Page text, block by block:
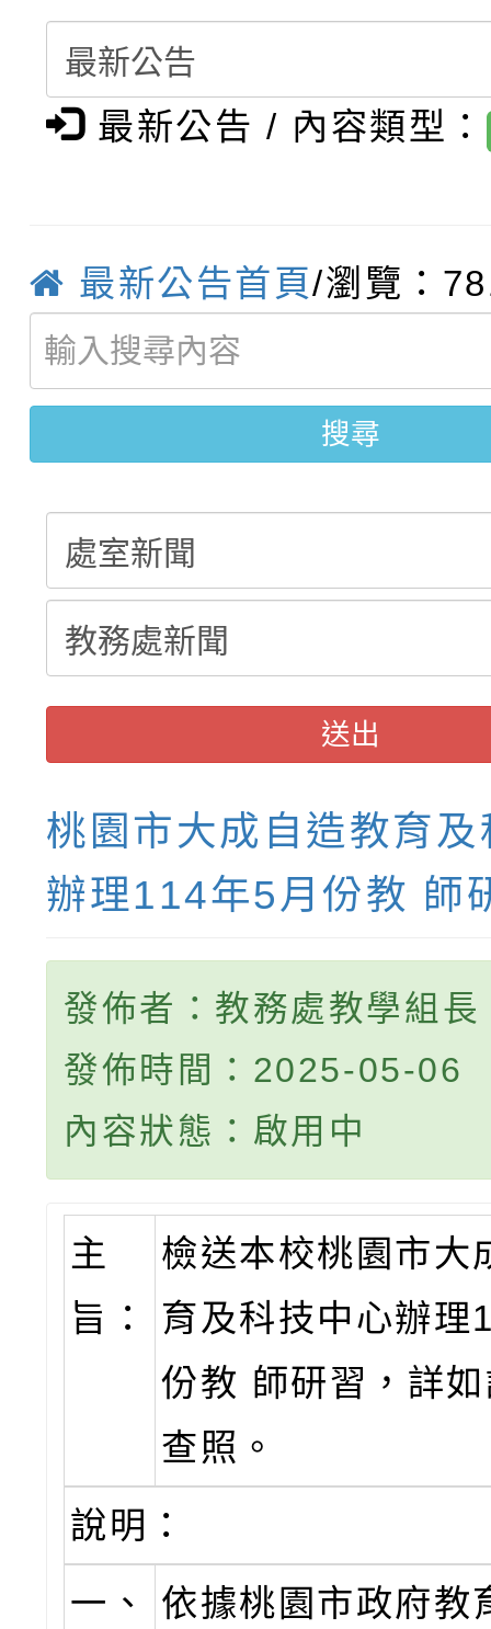
結果(第4招)
學年度第1學期第7次代
結果(第12招)
轉知：桃園市115學年
賽及師生本土語及新住
賽實施要點
轉知：「桃園市115學
比賽實施要點」
轉知：「115年金融知
城市手牽手，綠能透明
畫影片一案
轉知：「115學年度全
劇比賽實施要點」及修
表
轉知：桃園市115年度
敬師藝文競賽』實施計
【甄選結果(第11招)】
學年度第1學期第7次
結果(第11招)
【甄選結果(第3招)】
學年度第1學期第9次代
結果(第3招)
最新公告 / 內容類型：
最新公告首頁/瀏覽：
搜尋
送出
桃園市大成自造教育
辦理114年5月份教 師
發佈者：教務處教學組長
發佈時間：2025-05-06
內容狀態：啟用中
主
旨：
檢送本校桃園市大
育及科技中心辦理
份教 師研習，詳
查照。
說明：
一、
依據桃園市政府教